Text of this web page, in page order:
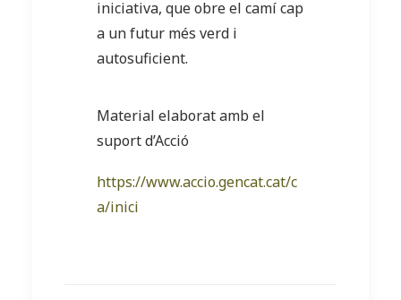
iniciativa, que obre el camí cap
a un futur més verd i
autosuficient.
Material elaborat amb el
suport d’Acció
https://www.accio.gencat.cat/c
a/inici